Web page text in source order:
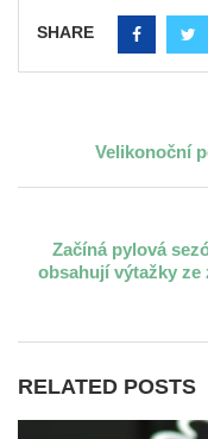
SHARE
Velikonoční
Začíná pylová
obsahují výtažky
RELATED POSTS